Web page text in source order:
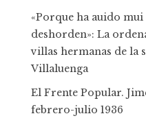
«Porque ha auido
deshorden»: La
villas hermanas de la
Villaluenga
El Frente Popular.
febrero-julio 1936